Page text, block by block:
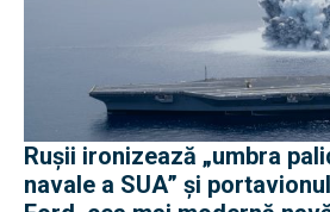
Rușii ironizează „umbra
navale a SUA” și